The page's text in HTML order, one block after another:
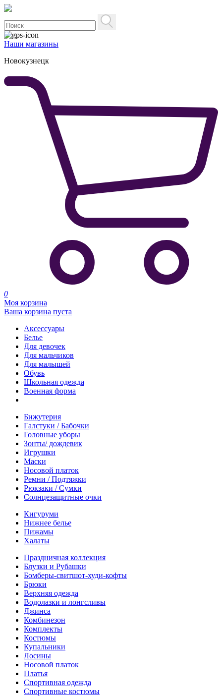
Наши магазины
Новокузнецк
0
Моя корзина
Ваша корзина пуста
Аксессуары
Белье
Для девочек
Для мальчиков
Для малышей
Обувь
Школьная одежда
Военная форма
Бижутерия
Галстуки / Бабочки
Головные уборы
Зонты/ дождевик
Игрушки
Маски
Носовой платок
Ремни / Подтяжки
Рюкзаки / Сумки
Солнцезащитные очки
Кигуруми
Нижнее белье
Пижамы
Халаты
Праздничная коллекция
Блузки и Рубашки
Бомберы-свитшот-худи-кофты
Брюки
Верхняя одежда
Водолазки и лонгсливы
Джинса
Комбинезон
Комплекты
Костюмы
Купальники
Лосины
Носовой платок
Платья
Спортивная одежда
Спортивные костюмы